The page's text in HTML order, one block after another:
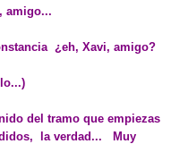
amigo...
¿eh, Xavi, amigo?
del tramo que empiezas
la verdad... Muy